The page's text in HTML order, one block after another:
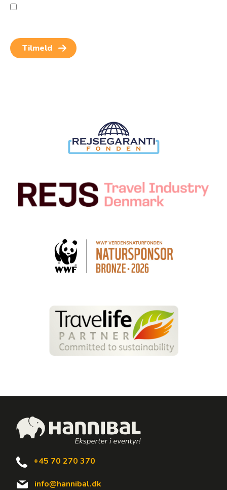
+45 70 270 370
info@hannibal.dk